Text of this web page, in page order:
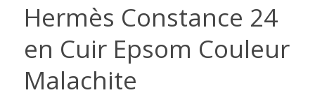
Hermès Constance 24
en Cuir Epsom Couleur
Malachite